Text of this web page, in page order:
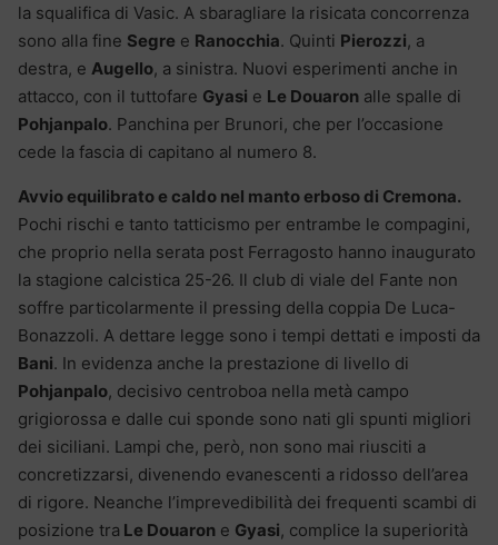
la squalifica di Vasic. A sbaragliare la risicata concorrenza
sono alla fine Segre e Ranocchia. Quinti Pierozzi, a
destra, e Augello, a sinistra. Nuovi esperimenti anche in
attacco, con il tuttofare Gyasi e Le Douaron alle spalle di
Pohjanpalo. Panchina per Brunori, che per l’occasione
cede la fascia di capitano al numero 8.
Avvio equilibrato e caldo nel manto erboso di Cremona.
Pochi rischi e tanto tatticismo per entrambe le compagini,
che proprio nella serata post Ferragosto hanno inaugurato
la stagione calcistica 25-26. Il club di viale del Fante non
soffre particolarmente il pressing della coppia De Luca-
Bonazzoli. A dettare legge sono i tempi dettati e imposti da
Bani. In evidenza anche la prestazione di livello di
Pohjanpalo, decisivo centroboa nella metà campo
grigiorossa e dalle cui sponde sono nati gli spunti migliori
dei siciliani. Lampi che, però, non sono mai riusciti a
concretizzarsi, divenendo evanescenti a ridosso dell’area
di rigore. Neanche l’imprevedibilità dei frequenti scambi di
posizione tra Le Douaron e Gyasi, complice la superiorità